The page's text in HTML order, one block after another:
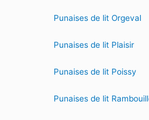
Punaises de lit Orgeval
Punaises de lit Plaisir
Punaises de lit Poissy
Punaises de lit